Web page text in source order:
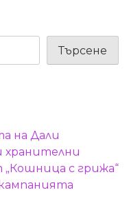
Търсене
на Дали
хранителни
„Кошница с грижа“